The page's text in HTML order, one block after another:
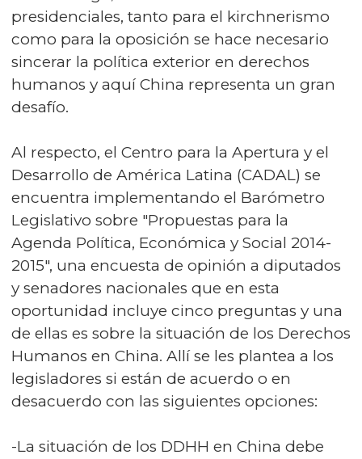
presidenciales, tanto para el kirchnerismo
como para la oposición se hace necesario
sincerar la política exterior en derechos
humanos y aquí China representa un gran
desafío.
Al respecto, el Centro para la Apertura y el
Desarrollo de América Latina (CADAL) se
encuentra implementando el Barómetro
Legislativo sobre "Propuestas para la
Agenda Política, Económica y Social 2014-
2015", una encuesta de opinión a diputados
y senadores nacionales que en esta
oportunidad incluye cinco preguntas y una
de ellas es sobre la situación de los Derechos
Humanos en China. Allí se les plantea a los
legisladores si están de acuerdo o en
desacuerdo con las siguientes opciones:
-La situación de los DDHH en China debe